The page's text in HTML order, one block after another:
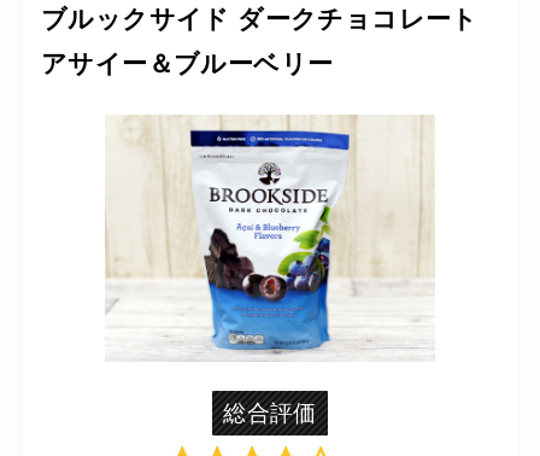
ブルックサイド ダークチョコレート
アサイー＆ブルーベリー
総合評価